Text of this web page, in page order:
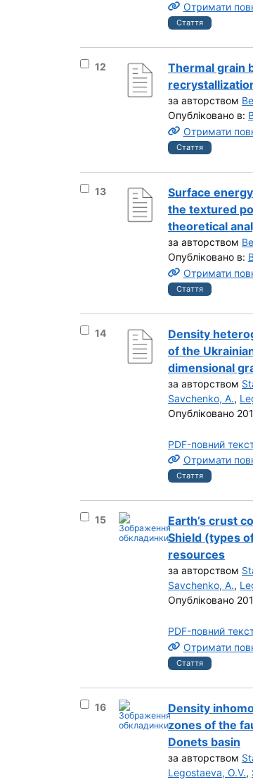
Отримати
Стаття
Вибрати результат під номером
12
Thermal grain
за авторством
Опубліковано в:
Отримати
Стаття
Вибрати результат під номером 13
13
Surface
the textured
theoretical
за авторством
Опубліковано в:
Отримати
Стаття
Вибрати результат під номером
14
Density
of the
dimensional
за авторством
Savchenko, A.,
Опубліковано
PDF-повний
Отримати
Стаття
Вибрати результат під номером
15
Earth’s crust
Shield (types
resources
за авторством
Savchenko, A.,
Опубліковано
PDF-повний
Отримати
Стаття
Вибрати результат під номером
16
Density
zones of the
Donets basin
за авторством
Legostaeva, O.V.,